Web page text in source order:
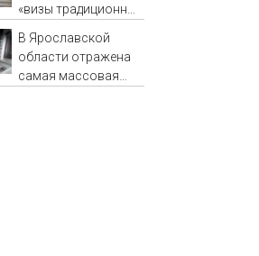
«визы традиционных
посольстве РФ
В Ярославской
области отражена
самая массовая